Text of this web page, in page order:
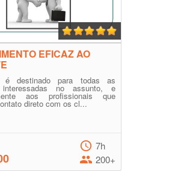
EFICAZ AO
destinado para todas as
interessadas no assunto, e
aos profissionais que
direto com os cl...
7h
200+